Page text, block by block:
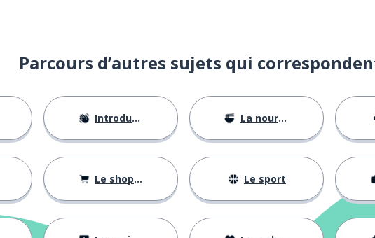
Parcours d’autres sujets qui
Introductions La nourriture
Le shopping Le sport